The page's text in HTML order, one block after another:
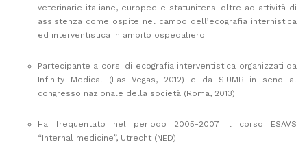
veterinarie italiane, europee e statunitensi oltre ad attività di
assistenza come ospite nel campo dell’ecografia internistica
ed interventistica in ambito ospedaliero.
Partecipante a corsi di ecografia interventistica organizzati da
Infinity Medical (Las Vegas, 2012) e da SIUMB in seno al
congresso nazionale della società (Roma, 2013).
Ha frequentato nel periodo 2005-2007 il corso ESAVS
“Internal medicine”, Utrecht (NED).